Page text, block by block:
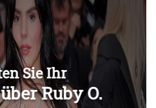
Überspringen